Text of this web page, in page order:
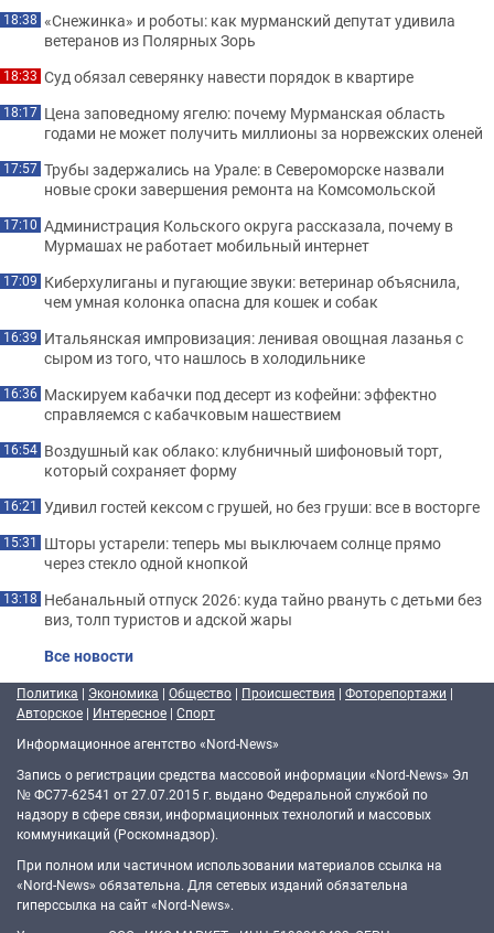
18:38 «Снежинка» и роботы: как мурманский депутат удивила
ветеранов из Полярных Зорь
18:33 Суд обязал северянку навести порядок в квартире
18:17 Цена заповедному ягелю: почему Мурманская область
годами не может получить миллионы за норвежских оленей
17:57 Трубы задержались на Урале: в Североморске назвали
новые сроки завершения ремонта на Комсомольской
17:10 Администрация Кольского округа рассказала, почему в
Мурмашах не работает мобильный интернет
17:09 Киберхулиганы и пугающие звуки: ветеринар объяснила,
чем умная колонка опасна для кошек и собак
16:39 Итальянская импровизация: ленивая овощная лазанья с
сыром из того, что нашлось в холодильнике
16:36 Маскируем кабачки под десерт из кофейни: эффектно
справляемся с кабачковым нашествием
16:54 Воздушный как облако: клубничный шифоновый торт,
который сохраняет форму
16:21 Удивил гостей кексом с грушей, но без груши: все в восторге
15:31 Шторы устарели: теперь мы выключаем солнце прямо
через стекло одной кнопкой
13:18 Небанальный отпуск 2026: куда тайно рвануть с детьми без
виз, толп туристов и адской жары
Все новости
Политика | Экономика | Общество | Происшествия | Фоторепортажи |
Авторское | Интересное | Спорт
Информационное агентство «Nord-News»
Запись о регистрации средства массовой информации «Nord-News» Эл
№ ФС77-62541 от 27.07.2015 г. выдано Федеральной службой по
надзору в сфере связи, информационных технологий и массовых
коммуникаций (Роскомнадзор).
При полном или частичном использовании материалов ссылка на
«Nord-News» обязательна. Для сетевых изданий обязательна
гиперссылка на сайт «Nord-News».